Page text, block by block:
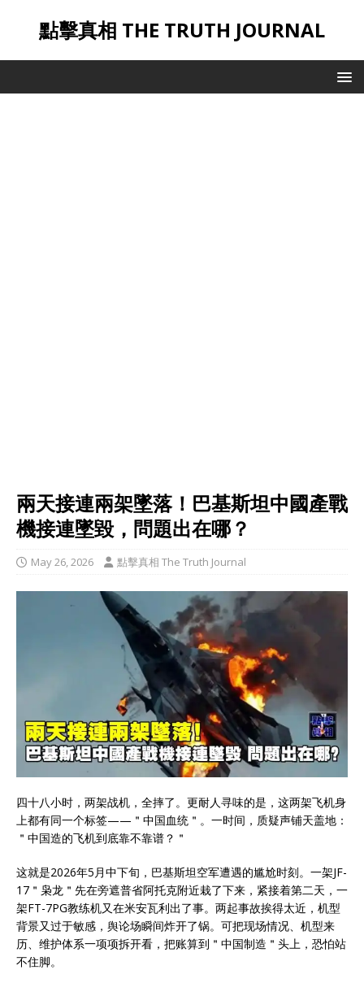
點擊真相 THE TRUTH JOURNAL
兩天接連兩架墜落！巴基斯坦中國產戰
機接連墜毀，問題出在哪？
May 26, 2026 點擊真相 The Truth Journal
四十八小时，两架战机，全摔了。更耐人寻味的是，这两架飞机身
上都有同一个标签——＂中国血统＂。一时间，质疑声铺天盖地：
＂中国造的飞机到底靠不靠谱？＂
这就是2026年5月中下旬，巴基斯坦空军遭遇的尴尬时刻。一架JF-
17＂枭龙＂先在旁遮普省阿托克附近栽了下来，紧接着第二天，一
架FT-7PG教练机又在米安瓦利出了事。两起事故挨得太近，机型
背景又过于敏感，舆论场瞬间炸开了锅。可把现场情况、机型来
历、维护体系一项项拆开看，把账算到＂中国制造＂头上，恐怕站
不住脚。